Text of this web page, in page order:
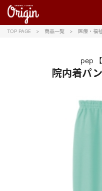
TOP PAGE 商品一覧 医療・福
pep
院内着パ